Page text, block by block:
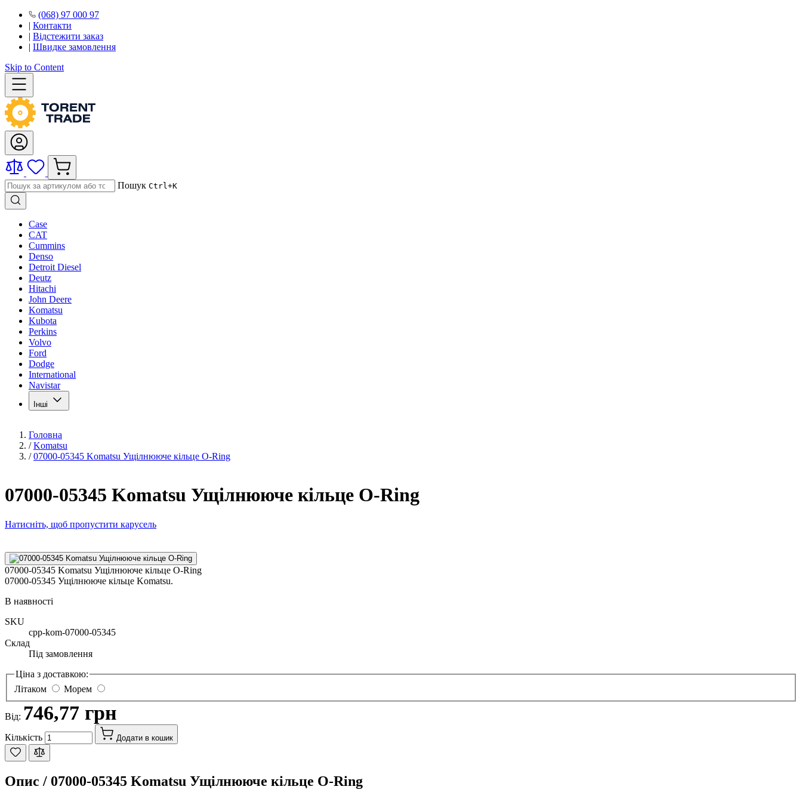
(068) 97 000 97
| Контакти
| Відстежити заказ
| Швидке замовлення
Skip to Content
Пошук Ctrl+K
Case
CAT
Cummins
Denso
Detroit Diesel
Deutz
Hitachi
John Deere
Komatsu
Kubota
Perkins
Volvo
Ford
Dodge
International
Navistar
Інші
Головна
/ Komatsu
/ 07000-05345 Komatsu Ущілнююче кільце O-Ring
07000-05345 Komatsu Ущілнююче кільце O-Ring
Натисніть, щоб пропустити карусель
07000-05345 Komatsu Ущілнююче кільце O-Ring
07000-05345 Ущілнююче кільце Komatsu.
В наявності
SKU
cpp-kom-07000-05345
Склад
Під замовлення
Ціна з доставкою:
Літаком
Морем
Від: 746,77 грн
Кількість Додати в кошик
Опис / 07000-05345 Komatsu Ущілнююче кільце O-Ring